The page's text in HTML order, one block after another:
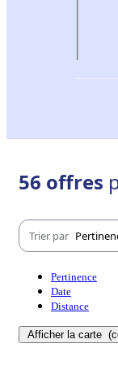
56 offres
Trier par
Pertinence
Date
Distance
Afficher la carte